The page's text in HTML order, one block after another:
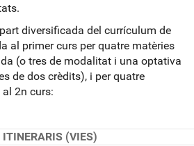
diversificada del currículum de
al primer curs per quatre matèries
(o tres de modalitat i una optativa
de dos crèdits), i per quatre
2n curs:
ITINERARIS (VIES)